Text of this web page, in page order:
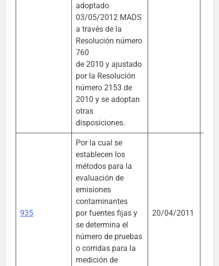
adoptado
03/05/2012 MADS
a través de la
Resolución número
760
de 2010 y ajustado
por la Resolución
número 2153 de
2010 y se adoptan
otras
disposiciones.
935
Por la cual se
establecen los
métodos para la
evaluación de
emisiones
contaminantes
por fuentes fijas y
se determina el
número de pruebas
o corridas para la
medición de
20/04/2011